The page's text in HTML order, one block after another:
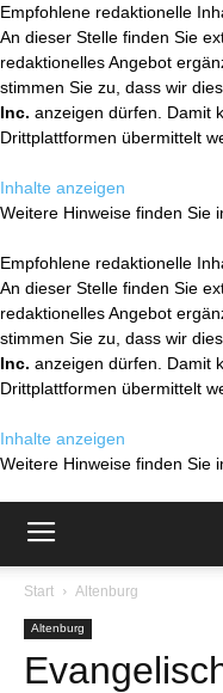
Empfohlene redaktionelle
An dieser Stelle finden Sie
redaktionelles Angebot
stimmen Sie zu, dass wir
Inc. anzeigen dürfen. Damit
Drittplattformen übermittelt
Inhalte anzeigen
Weitere Hinweise finden Sie
Empfohlene redaktionelle
An dieser Stelle finden Sie
redaktionelles Angebot
stimmen Sie zu, dass wir
Inc. anzeigen dürfen. Damit
Drittplattformen übermittelt
Inhalte anzeigen
Weitere Hinweise finden Sie
Start Altenburg
Altenburg